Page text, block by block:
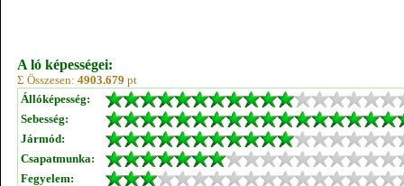
A ló képességei:
Σ Összesen: 4903.679 pt
Állóképesség:
Sebesség:
Jármód:
Csapatmunka:
Fegyelem: